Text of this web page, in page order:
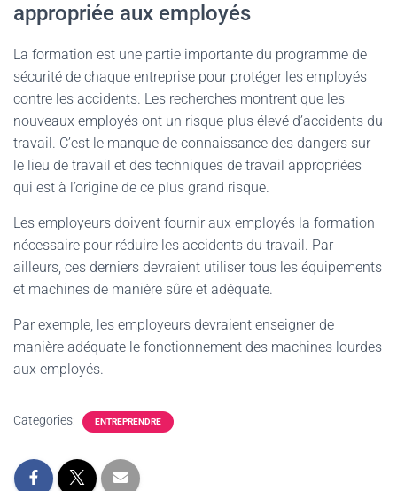
appropriée aux employés
La formation est une partie importante du programme de
sécurité de chaque entreprise pour protéger les employés
contre les accidents. Les recherches montrent que les
nouveaux employés ont un risque plus élevé d’accidents du
travail. C’est le manque de connaissance des dangers sur
le lieu de travail et des techniques de travail appropriées
qui est à l’origine de ce plus grand risque.
Les employeurs doivent fournir aux employés la formation
nécessaire pour réduire les accidents du travail. Par
ailleurs, ces derniers devraient utiliser tous les équipements
et machines de manière sûre et adéquate.
Par exemple, les employeurs devraient enseigner de
manière adéquate le fonctionnement des machines lourdes
aux employés.
Categories: ENTREPRENDRE